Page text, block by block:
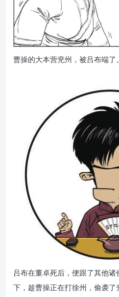
曹操的大本营兖州，被吕布端了。
吕布在董卓死后，便跟了其他
下，趁曹操正在打徐州，偷袭了